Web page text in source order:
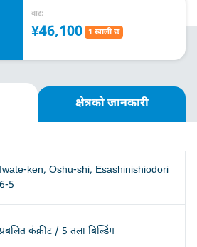
बाट:
¥46,100 1 खाली छ
क्षेत्रको जानकारी
Iwate-ken, Oshu-shi, Esashinishiodori
6-5
प्रबलित कंक्रीट / 5 तला बिल्डिंग